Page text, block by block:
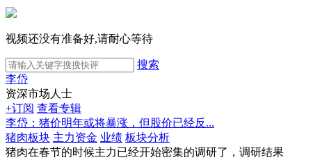
视频还没有准备好,请耐心等待
搜索
李岱
资深市场人士
+订阅 查看专辑
李岱：猪价明年或将暴涨，但股价已经反...
猪肉板块 主力资金 业绩 板块分析
猪肉在春节的时候主力已经开始密集的调研了，调研结果